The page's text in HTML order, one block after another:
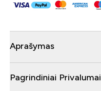
Aprašymas
Pagrindiniai Privalumai